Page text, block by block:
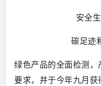
安全
碳足迹
绿色产品的全面检测
要求，并于今年九月